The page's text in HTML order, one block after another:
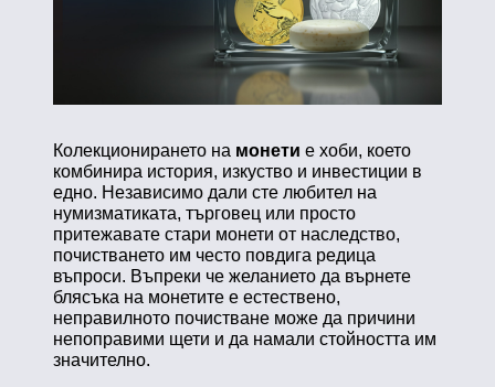
Колекционирането на монети е хоби, което
комбинира история, изкуство и инвестиции в
едно. Независимо дали сте любител на
нумизматиката, търговец или просто
притежавате стари монети от наследство,
почистването им често повдига редица
въпроси. Въпреки че желанието да върнете
блясъка на монетите е естествено,
неправилното почистване може да причини
непоправими щети и да намали стойността им
значително.